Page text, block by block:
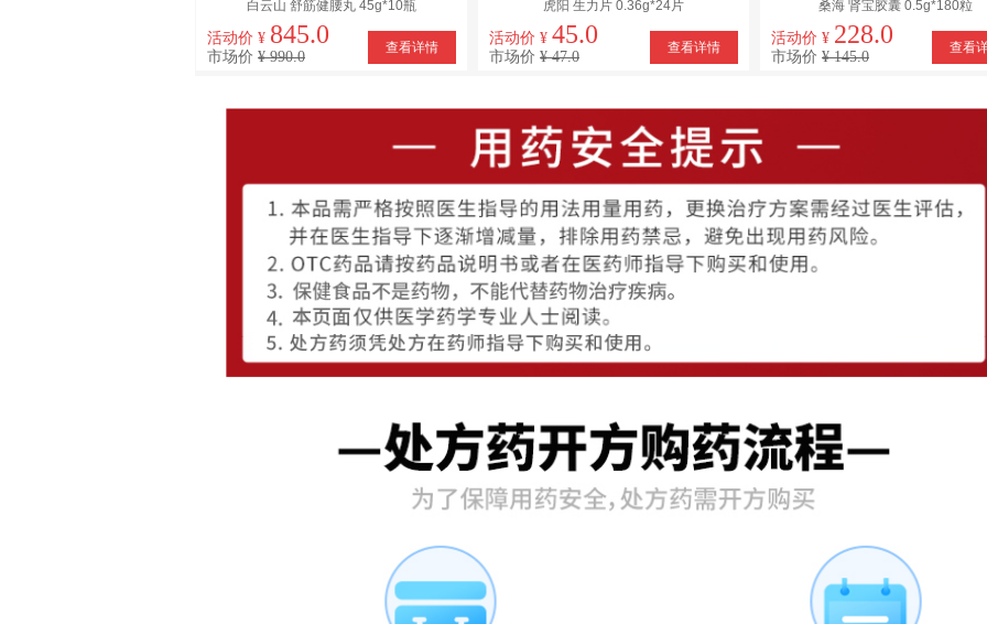
白云山 舒筋健腰丸 45g*10瓶
活动价 ¥ 845.0
市场价 ¥ 990.0
查看详情
虎阳 生力片 0.36g*24片
活动价 ¥ 45.0
市场价 ¥ 47.0
查看详情
桑海 肾宝胶囊 0.5g*180粒
活动价 ¥ 228.0
市场价 ¥ 145.0
查看